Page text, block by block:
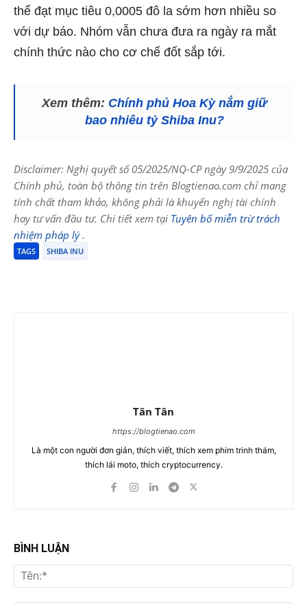
thể đạt mục tiêu 0,0005 đô la sớm hơn nhiều so
với dự báo. Nhóm vẫn chưa đưa ra ngày ra mắt
chính thức nào cho cơ chế đốt sắp tới.
Xem thêm: Chính phủ Hoa Kỳ nắm giữ
bao nhiêu tỷ Shiba Inu?
Disclaimer: Nghị quyết số 05/2025/NQ-CP ngày 9/9/2025 của
Chính phủ, toàn bộ thông tin trên Blogtienao.com chỉ mang
tính chất tham khảo, không phải là khuyến nghị tài chính
hay tư vấn đầu tư. Chi tiết xem tại Tuyên bố miễn trừ trách
nhiệm pháp lý.
TAGS SHIBA INU
Tân Tân
https://blogtienao.com
Là một con người đơn giản, thích viết, thích xem phim trinh thám,
thích lái moto, thích cryptocurrency.
BÌNH LUẬN